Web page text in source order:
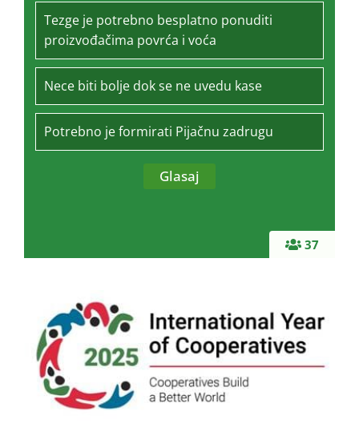
37
Tezge je potrebno besplatno ponuditi
proizvođačima povrća i voća
Nece biti bolje dok se ne uvedu kase
Potrebno je formirati Pijačnu zadrugu